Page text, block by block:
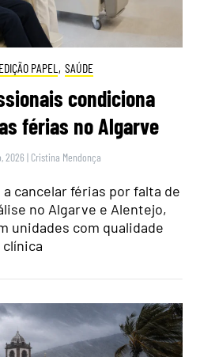
EDIÇÃO PAPEL , SAÚDE
condiciona
férias no Algarve
2026 | Cristina Mendonça
cancelar férias por falta de
no Algarve e Alentejo,
unidades com qualidade
clínica